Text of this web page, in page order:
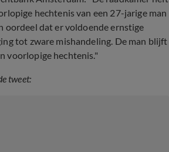
hechtenis van een 27-jarige man
oordeel dat er voldoende ernstige
tot zware mishandeling. De man blijft
voorlopige hechtenis."
tweet: